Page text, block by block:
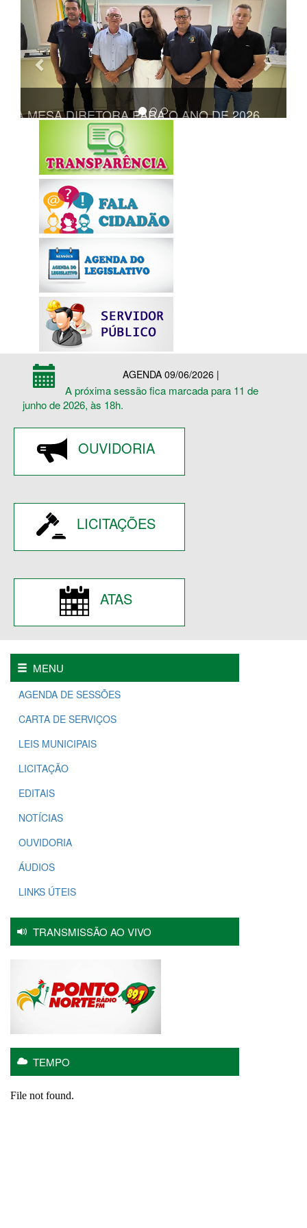
A MESA DIRETORA PARA O ANO DE 2026
Anterior
AGENDA 09/06/2026 |
A próxima sessão fica marcada para 11 de
junho de 2026, às 18h.
OUVIDORIA
LICITAÇÕES
ATAS
MENU
AGENDA DE SESSÕES
CARTA DE SERVIÇOS
LEIS MUNICIPAIS
LICITAÇÃO
EDITAIS
NOTÍCIAS
OUVIDORIA
ÁUDIOS
LINKS ÚTEIS
TRANSMISSÃO AO VIVO
TEMPO